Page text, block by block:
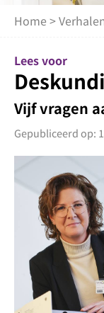
Home >
Lees voor
Vijf vragen
Gepubliceerd op: